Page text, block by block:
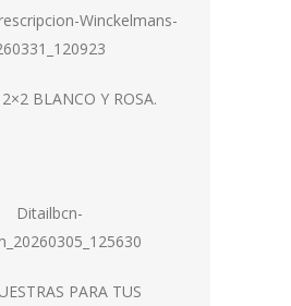
BLANCO Y ROSA.
PARA TUS